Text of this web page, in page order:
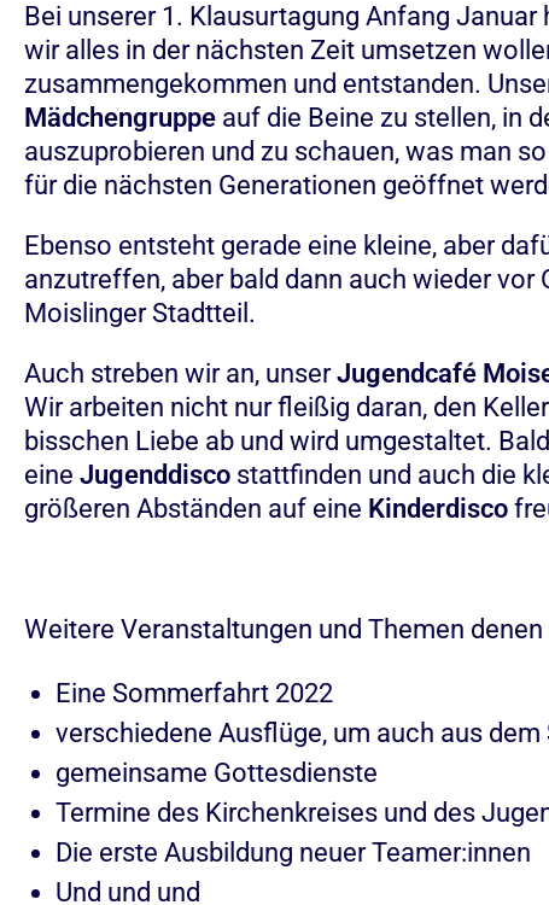
Bei unserer 1. Klausurtagung Anfang
wir alles in der nächsten Zeit umsetzen
zusammengekommen und entstanden.
Mädchengruppe auf die Beine zu stellen, in
auszuprobieren und zu schauen, was man
für die nächsten Generationen geöffnet
Ebenso entsteht gerade eine kleine, aber
anzutreffen, aber bald dann auch wieder
Moislinger Stadtteil.
Auch streben wir an, unserJugendcafé
Wir arbeiten nicht nur fleißig daran, den
bisschen Liebe ab und wird umgestaltet.
eine Jugenddisco stattfinden und auch die
größeren Abständen auf eine Kinderdisco
Weitere Veranstaltungen und Themen
Eine Sommerfahrt 2022
verschiedene Ausflüge, um auch aus
gemeinsame Gottesdienste
Termine des Kirchenkreises und des
Die erste Ausbildung neuer Teamer:innen
Und und und